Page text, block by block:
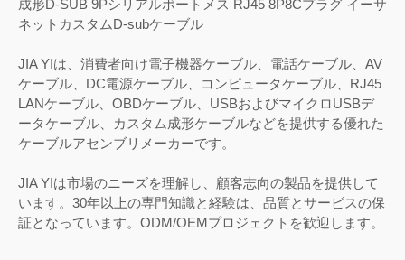
成形D-SUB 9Pシリアルポートメス RJ45 8P8Cプラグ イーサ
ネットカスタムD-subケーブル
JIA YIは、消費者向け電子機器ケーブル、電話ケーブル、AV
ケーブル、DC電源ケーブル、コンピュータケーブル、RJ45
LANケーブル、OBDケーブル、USBおよびマイクロUSBデ
ータケーブル、カスタム成形ケーブルなどを提供する優れた
ケーブルアセンブリメーカーです。
JIA YIは市場のニーズを理解し、顧客志向の製品を提供して
います。30年以上の専門知識と経験は、品質とサービスの保
証となっています。ODM/OEMプロジェクトを歓迎します。